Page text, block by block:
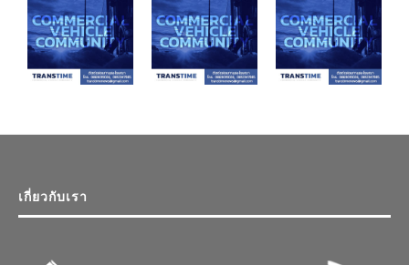
เกี่ยวกับเรา